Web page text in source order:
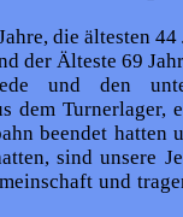
die ältesten 44
der Älteste 69
und den
dem Turnerlager,
beendet hatten
sind unsere
und